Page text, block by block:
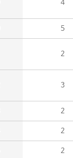
4
5
2
3
2
2
2